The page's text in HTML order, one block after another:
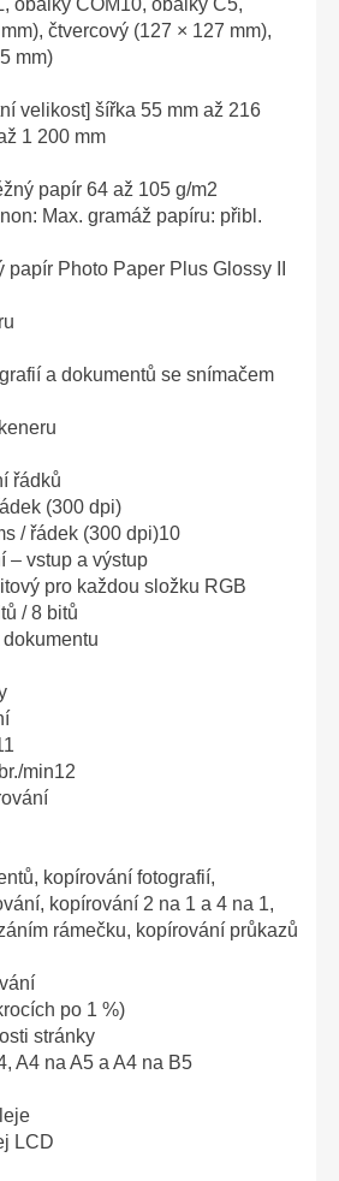
čtvercový (127 × 127 mm),
mm)
velikost] šířka 55 mm až 216
1 200 mm
papír 64 až 105 g/m2
Max. gramáž papíru: přibl.
papír Photo Paper Plus Glossy II
a dokumentů se snímačem
řádků
(300 dpi)
/ řádek (300 dpi)10
– vstup a výstup
pro každou složku RGB
/ 8 bitů
min12
kopírování fotografií,
kopírování 2 na 1 a 4 na 1,
rámečku, kopírování průkazů
po 1 %)
stránky
A4 na A5 a A4 na B5
LCD